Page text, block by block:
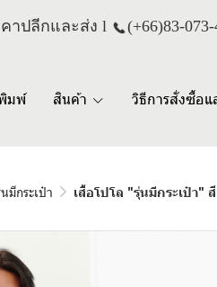
าปลีกและส่ง l (+66)83-
มพ์ สินค้า วิธีการสั่งซื้อแ
มีกระเป๋า เสื้อโปโล "รุ่นมีกระเป๋า"